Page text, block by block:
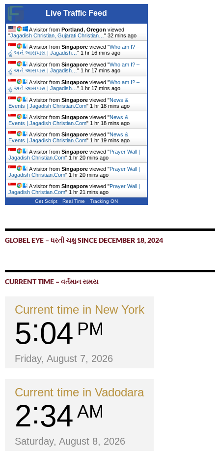
Live Traffic Feed
A visitor from Portland, Oregon viewed
"Jagadish Christian, Gujarati Christian… " 32 mins ago
A visitor from Singapore viewed "Who am I? –
હું અને આસપાસ | Jagadish… " 1 hr 16 mins ago
A visitor from Singapore viewed "Who am I? –
હું અને આસપાસ | Jagadish… " 1 hr 17 mins ago
A visitor from Singapore viewed "Who am I? –
હું અને આસપાસ | Jagadish… " 1 hr 17 mins ago
A visitor from Singapore viewed "News &
Events | Jagadish Christian.Com" 1 hr 18 mins ago
A visitor from Singapore viewed "News &
Events | Jagadish Christian.Com" 1 hr 18 mins ago
A visitor from Singapore viewed "News &
Events | Jagadish Christian.Com" 1 hr 19 mins ago
A visitor from Singapore viewed "Prayer Wall |
Jagadish Christian.Com" 1 hr 20 mins ago
A visitor from Singapore viewed "Prayer Wall |
Jagadish Christian.Com" 1 hr 20 mins ago
A visitor from Singapore viewed "Prayer Wall |
Jagadish Christian.Com" 1 hr 21 mins ago
Get Script Real Time Tracking ON
GLOBEL EYE – ધરતી ચક્ષુ SINCE DECEMBER 18, 2024
CURRENT TIME – વર્તમાન સમય
Current time in New York
5 04 PM
Friday, August 7, 2026
Current time in Vadodara
2 34 AM
Saturday, August 8, 2026